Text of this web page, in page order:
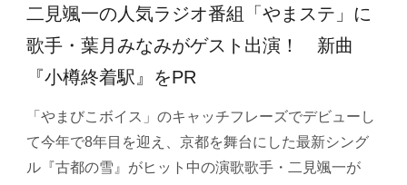
二見颯一の人気ラジオ番組「やまステ」に
歌手・葉月みなみがゲスト出演！ 新曲
『小樽終着駅』をPR
「やまびこボイス」のキャッチフレーズでデビューし
て今年で8年目を迎え、京都を舞台にした最新シング
ル『古都の雪』がヒット中の演歌歌手・二見颯一が